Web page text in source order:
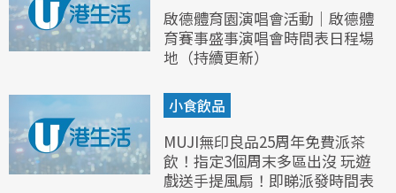
啟德體育園演唱會活動｜啟德體
育賽事盛事演唱會時間表日程場
地（持續更新）
小食飲品
MUJI無印良品25周年免費派茶
飲！指定3個周末多區出沒 玩遊
戲送手提風扇！即睇派發時間表